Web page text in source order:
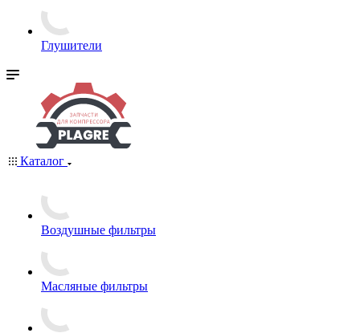
Глушители
Каталог
Воздушные фильтры
Масляные фильтры